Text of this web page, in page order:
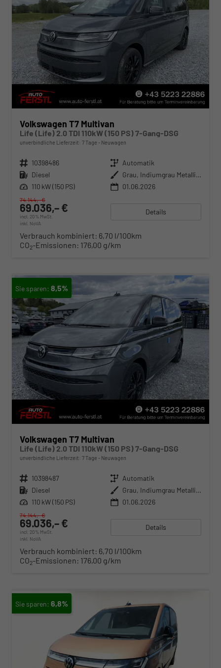
Volkswagen T7 Multivan
Life (Life) 2.0 TDI 110kW (150 PS) 7-Gang-DSG
unverbindliche Lieferzeit: 7 Tage Neuwagen
Fahrzeugnr. 10398486 Getriebe Automatik
Kraftstoff Diesel Außenfarbe
Grau, Indiumgrau Metallic (X3)
Leistung 110 kW (150 PS) 01.06.2026
69.036,– €
incl. 20% MwSt.
inkl. NoVA
74.144,– €
Details
Verbrauch kombiniert: 6,70 l/100km
CO2-Emissionen: 176,00 g/km
8,5%
Volkswagen T7 Multivan
Life (Life) 2.0 TDI 110kW (150 PS) 7-Gang-DSG
unverbindliche Lieferzeit: 7 Tage Neuwagen
Fahrzeugnr. 10398487 Getriebe Automatik
Kraftstoff Diesel Außenfarbe
Grau, Indiumgrau Metallic (X3)
Leistung 110 kW (150 PS) 01.06.2026
69.036,– €
incl. 20% MwSt.
inkl. NoVA
74.144,– €
Details
Verbrauch kombiniert: 6,70 l/100km
CO2-Emissionen: 176,00 g/km
6,8%